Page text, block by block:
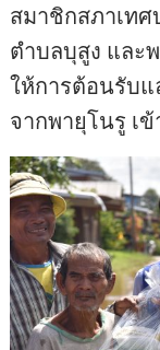
สมาชิกสภาเท
ตำบลบุสูง และ
ให้การต้อนรับ
จากพายุโนรู เ